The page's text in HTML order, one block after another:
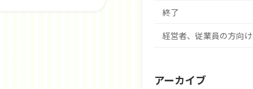
終了
経営者、従業員の方向け
アーカイブ